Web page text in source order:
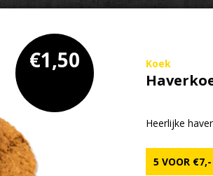
Koek
€1,50
Heerlijke
5 VOOR €7,-